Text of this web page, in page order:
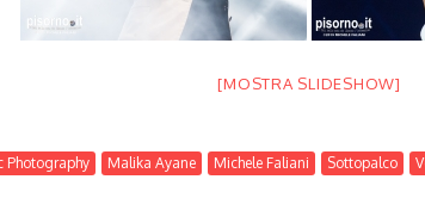
[MOSTRA SLIDESHOW]
Photography Malika Ayane Michele Faliani Sottopalco